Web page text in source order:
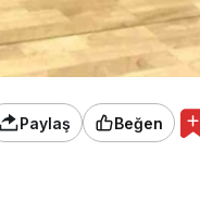
Paylaş Beğen